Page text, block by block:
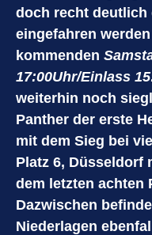
doch recht deutlich
eingefahren
kommenden
17:00Uhr/Einlass
weiterhin noch
Panther der erste
mit dem Sieg bei
Platz 6, Düsseldorf
dem letzten achten
Dazwischen
Niederlagen